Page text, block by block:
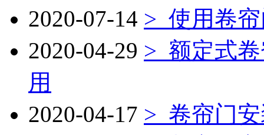
2020-07-14 > 使用卷
2020-04-29 > 额定式
用
2020-04-17 > 卷帘门